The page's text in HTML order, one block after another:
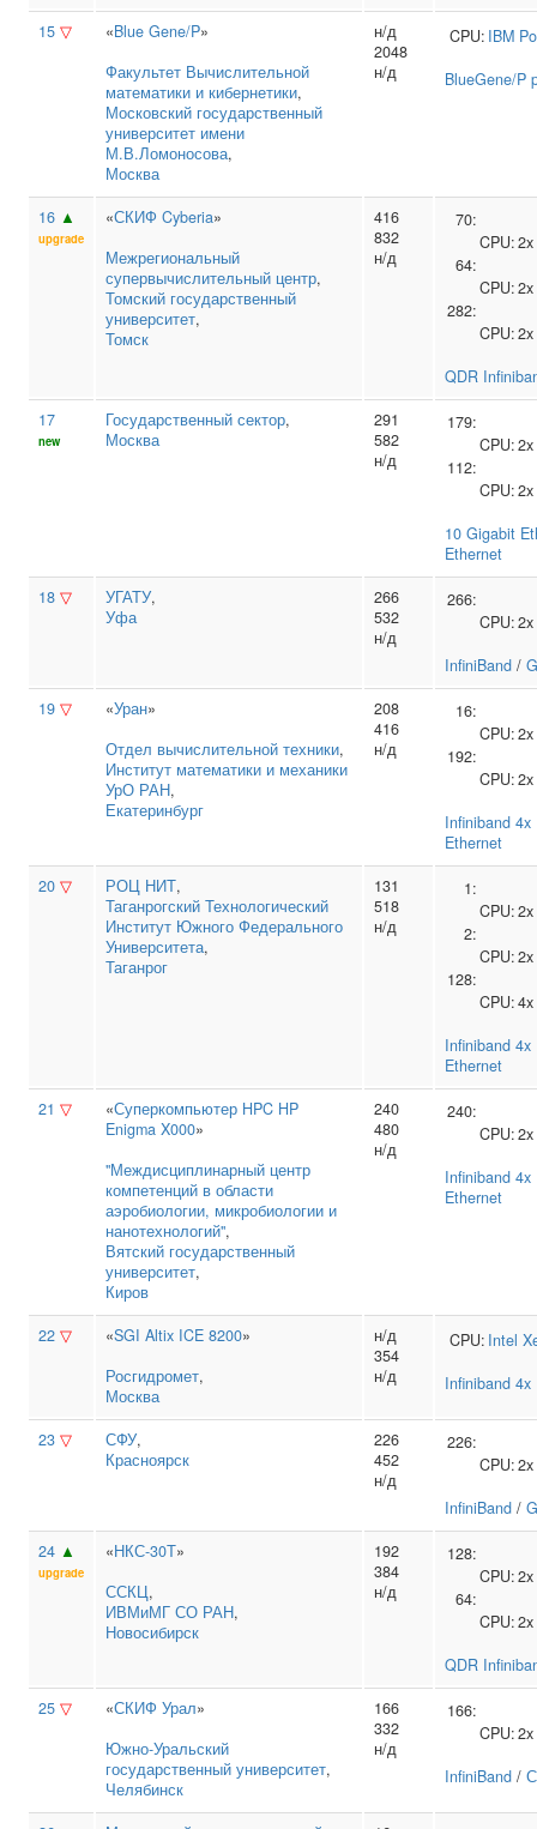
15 ▽ «Blue Gene/P»
Факультет Вычислительной
математики и кибернетики,
Московский государственный
университет имени
М.В.Ломоносова,
Москва
н/д
2048
н/д
CPU: IBM
BlueGene/P
16 ▲
upgrade
«СКИФ Cyberia»
Межрегиональный
супервычислительный центр,
Томский государственный
университет,
Томск
416
832
н/д
70:
CPU:2x
64:
CPU:2x
282:
CPU:2x
QDR
17
new
Государственный сектор,
Москва
291
582
н/д
179:
CPU:2x
112:
CPU:2x
10 Gigabit
Ethernet
18 ▽ УГАТУ,
Уфа
266
532
н/д
266:
CPU:2x
InfiniBand /
19 ▽ «Уран»
Отдел вычислительной техники,
Институт математики и механики
УрО РАН,
Екатеринбург
208
416
н/д
16:
CPU:2x
192:
CPU:2x
Infiniband 4x
Ethernet
20 ▽ РОЦ НИТ,
Таганрогский Технологический
Институт Южного Федерального
Университета,
Таганрог
131
518
н/д
1:
CPU:2x
2:
CPU:2x
128:
CPU:4x
Infiniband 4x
Ethernet
21 ▽ «Суперкомпьютер HPC HP
Enigma X000»
"Междисциплинарный центр
компетенций в области
аэробиологии, микробиологии и
нанотехнологий",
Вятский государственный
университет,
Киров
240
480
н/д
240:
CPU:2x
Infiniband 4x
Ethernet
22 ▽ «SGI Altix ICE 8200»
Росгидромет,
Москва
н/д
354
н/д
CPU: Intel
Infiniband 4x
23 ▽ СФУ,
Красноярск
226
452
н/д
226:
CPU:2x
InfiniBand /
24 ▲
upgrade
«НКС-30Т»
ССКЦ,
ИВМиМГ СО РАН,
Новосибирск
192
384
н/д
128:
CPU:2x
64:
CPU:2x
QDR
25 ▽ «СКИФ Урал»
Южно‑Уральский
государственный университет,
Челябинск
166
332
н/д
166:
CPU:2x
InfiniBand /